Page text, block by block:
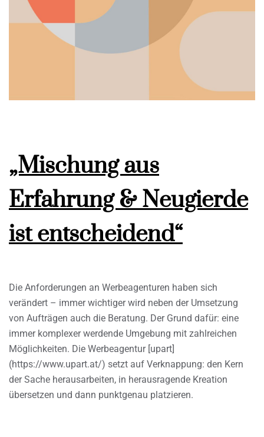
„Mischung aus
Erfahrung & Neugierde
ist entscheidend“
Die Anforderungen an Werbeagenturen haben sich
verändert – immer wichtiger wird neben der Umsetzung
von Aufträgen auch die Beratung. Der Grund dafür: eine
immer komplexer werdende Umgebung mit zahlreichen
Möglichkeiten. Die Werbeagentur [upart]
(https://www.upart.at/) setzt auf Verknappung: den Kern
der Sache herausarbeiten, in herausragende Kreation
übersetzen und dann punktgenau platzieren.